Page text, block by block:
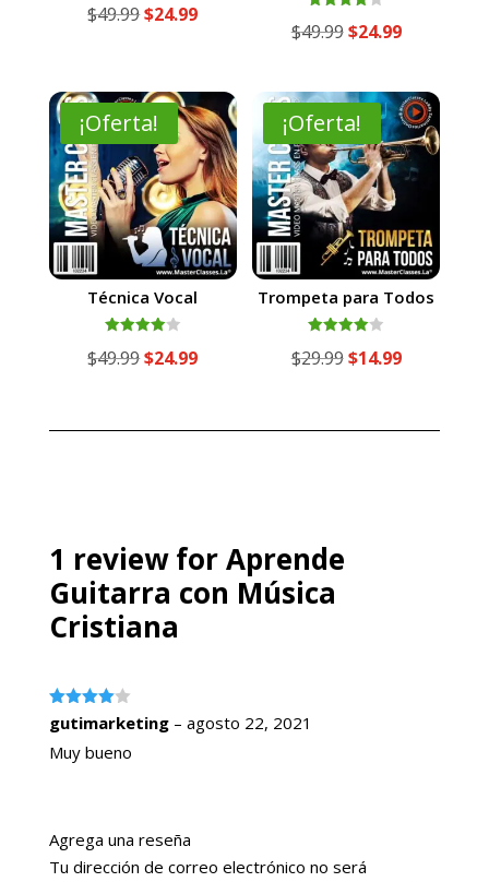
con
$49.99El
era:
$49.99.
$24.99El
es:
$24.99.
con
$49.99El
original
era:
$49.99.
$24.99El
actual
es:
$24.99.
¡Oferta!
Técnica Vocal
con
$49.99El
$24.99El
¡Oferta!
Trompeta para Todos
con
$29.99El
$14.99El
1 review forAprende
Guitarra con Música
Cristiana
Valorado
con4de
5
gutimarketing – agosto 22, 2021
Muy bueno
Agrega una reseña
Tu dirección de correo electrónico no será